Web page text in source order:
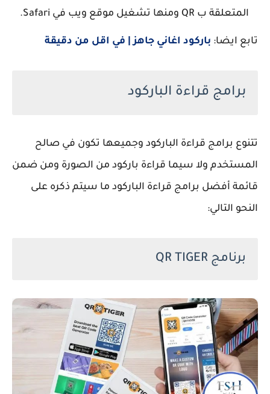
المتعلقة ب QR ومنها تشغيل موقع ويب في Safari.
تابع ايضا: باركود اغاني جاهز | في اقل من دقيقة
برامج قراءة الباركود
تتنوع برامج قراءة الباركود وجميعها تكون في صالح
المستخدم ولا سيما قراءة باركود من الصورة ومن ضمن
قائمة أفضل برامج قراءة الباركود ما سيتم ذكره على
النحو التالي:
برنامج QR TIGER